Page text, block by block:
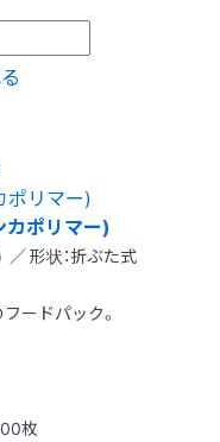
ポリマー)
形状：折ぶた式
ードパック。
枚